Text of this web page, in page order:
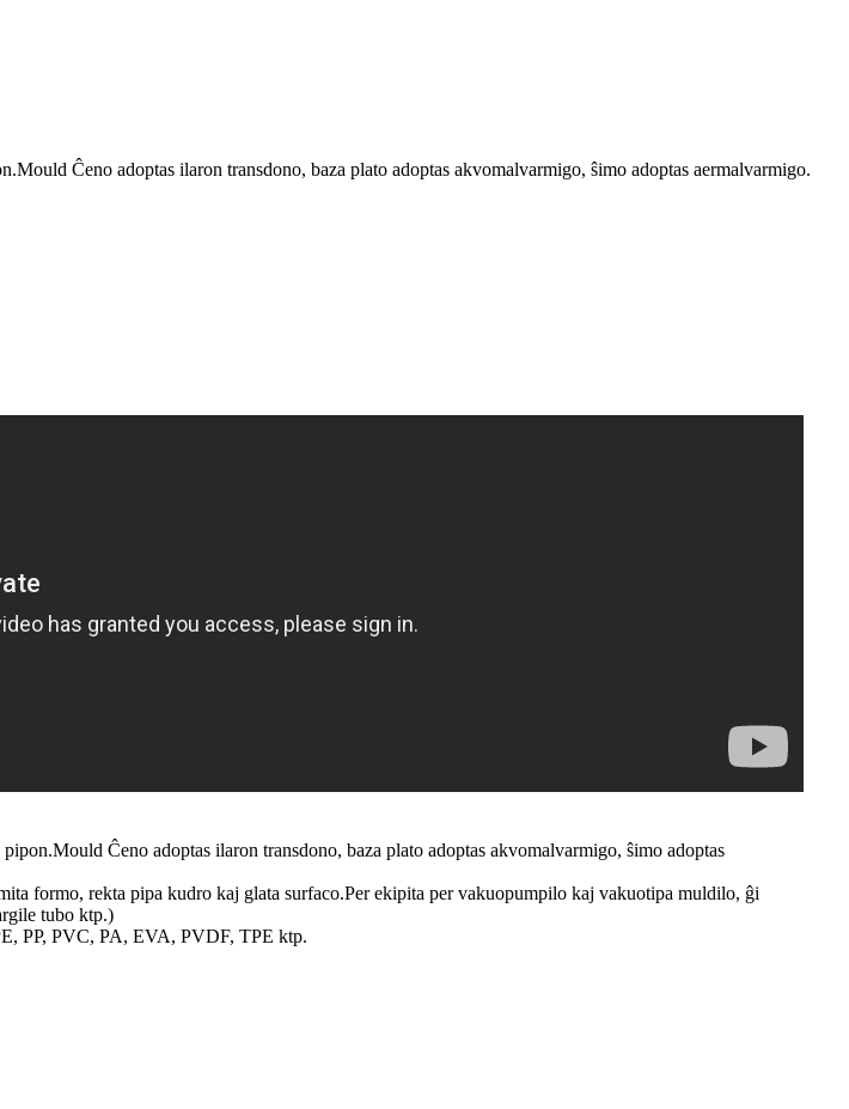
Ĉeno adoptas ilaron transdono, baza plato adoptas akvomalvarmigo, ŝimo adoptas aermalvarmigo.
Ĉeno adoptas ilaron transdono, baza plato adoptas akvomalvarmigo, ŝimo adoptas
formo, rekta pipa kudro kaj glata surfaco.Per ekipita per vakuopumpilo kaj vakuotipa muldilo, ĝi
tubo ktp.)
PP, PVC, PA, EVA, PVDF, TPE ktp.